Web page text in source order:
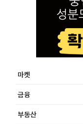
마켓
금융
부동산